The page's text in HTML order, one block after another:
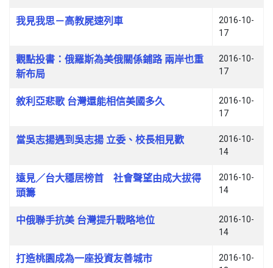
我見我思－高教屍速列車
2016-10-
17
觀點投書：俄羅斯為美俄關係鋪路 兩岸也重
新布局
2016-10-
17
敘利亞悲歌 台灣還能相信美國多久
2016-10-
17
當吳志揚遇到吳志揚 立委、校長相見歡
2016-10-
14
遠見／台大穩居榜首 社會聲望由成大拔得
頭籌
2016-10-
14
中俄聯手抗美 台灣提升戰略地位
2016-10-
14
打造桃園成為一座投資友善城市
2016-10-